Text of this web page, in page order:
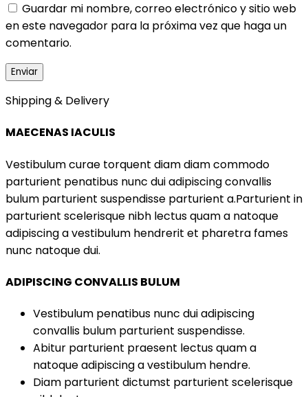
Guardar mi nombre, correo electrónico y sitio web
en este navegador para la próxima vez que haga un
comentario.
Shipping & Delivery
MAECENAS IACULIS
Vestibulum curae torquent diam diam commodo
parturient penatibus nunc dui adipiscing convallis
bulum parturient suspendisse parturient a.Parturient in
parturient scelerisque nibh lectus quam a natoque
adipiscing a vestibulum hendrerit et pharetra fames
nunc natoque dui.
ADIPISCING CONVALLIS BULUM
Vestibulum penatibus nunc dui adipiscing
convallis bulum parturient suspendisse.
Abitur parturient praesent lectus quam a
natoque adipiscing a vestibulum hendre.
Diam parturient dictumst parturient scelerisque